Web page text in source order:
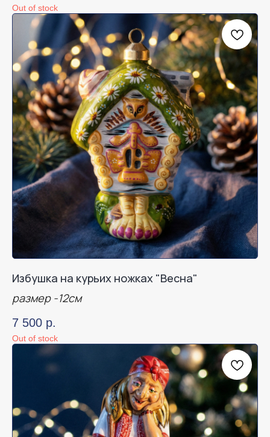
Out of stock
Избушка на курьих ножках "Весна"
размер -12см
7 500 р.
Out of stock